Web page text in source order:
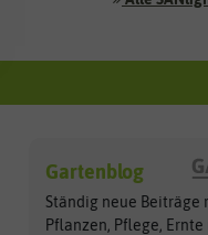
Gartenblog
Ständig neue Beiträge
Pflanzen, Pflege, Ernte